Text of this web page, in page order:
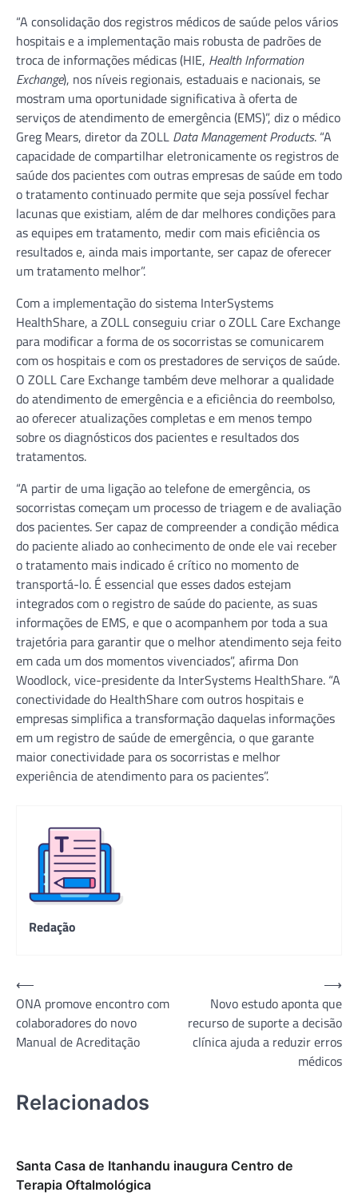
“A consolidação dos registros médicos de saúde pelos vários
hospitais e a implementação mais robusta de padrões de
troca de informações médicas (HIE, Health Information
Exchange), nos níveis regionais, estaduais e nacionais, se
mostram uma oportunidade significativa à oferta de
serviços de atendimento de emergência (EMS)”, diz o médico
Greg Mears, diretor da ZOLL Data Management Products. “A
capacidade de compartilhar eletronicamente os registros de
saúde dos pacientes com outras empresas de saúde em todo
o tratamento continuado permite que seja possível fechar
lacunas que existiam, além de dar melhores condições para
as equipes em tratamento, medir com mais eficiência os
resultados e, ainda mais importante, ser capaz de oferecer
um tratamento melhor”.
Com a implementação do sistema InterSystems
HealthShare, a ZOLL conseguiu criar o ZOLL Care Exchange
para modificar a forma de os socorristas se comunicarem
com os hospitais e com os prestadores de serviços de saúde.
O ZOLL Care Exchange também deve melhorar a qualidade
do atendimento de emergência e a eficiência do reembolso,
ao oferecer atualizações completas e em menos tempo
sobre os diagnósticos dos pacientes e resultados dos
tratamentos.
“A partir de uma ligação ao telefone de emergência, os
socorristas começam um processo de triagem e de avaliação
dos pacientes. Ser capaz de compreender a condição médica
do paciente aliado ao conhecimento de onde ele vai receber
o tratamento mais indicado é crítico no momento de
transportá-lo. É essencial que esses dados estejam
integrados com o registro de saúde do paciente, as suas
informações de EMS, e que o acompanhem por toda a sua
trajetória para garantir que o melhor atendimento seja feito
em cada um dos momentos vivenciados”, afirma Don
Woodlock, vice-presidente da InterSystems HealthShare. “A
conectividade do HealthShare com outros hospitais e
empresas simplifica a transformação daquelas informações
em um registro de saúde de emergência, o que garante
maior conectividade para os socorristas e melhor
experiência de atendimento para os pacientes”.
Redação
Navegação
de
Post
⟵
ONA promove encontro com
colaboradores do novo
Manual de Acreditação
Novo estudo aponta que
recurso de suporte a decisão
clínica ajuda a reduzir erros
médicos
⟶
Relacionados
Santa Casa de Itanhandu inaugura Centro de
Terapia Oftalmológica